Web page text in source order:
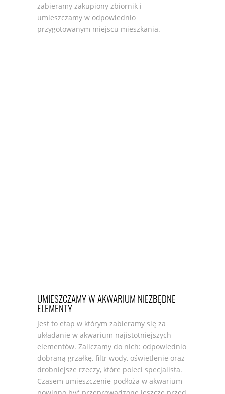
zabieramy zakupiony zbiornik i
umieszczamy w odpowiednio
przygotowanym miejscu mieszkania.
UMIESZCZAMY W AKWARIUM NIEZBĘDNE
ELEMENTY
Jest to etap w którym zabieramy się za
układanie w akwarium najistotniejszych
elementów. Zaliczamy do nich: odpowiednio
dobraną grzałkę, filtr wody, oświetlenie oraz
drobniejsze rzeczy, które poleci specjalista.
Czasem umieszczenie podłoża w akwarium